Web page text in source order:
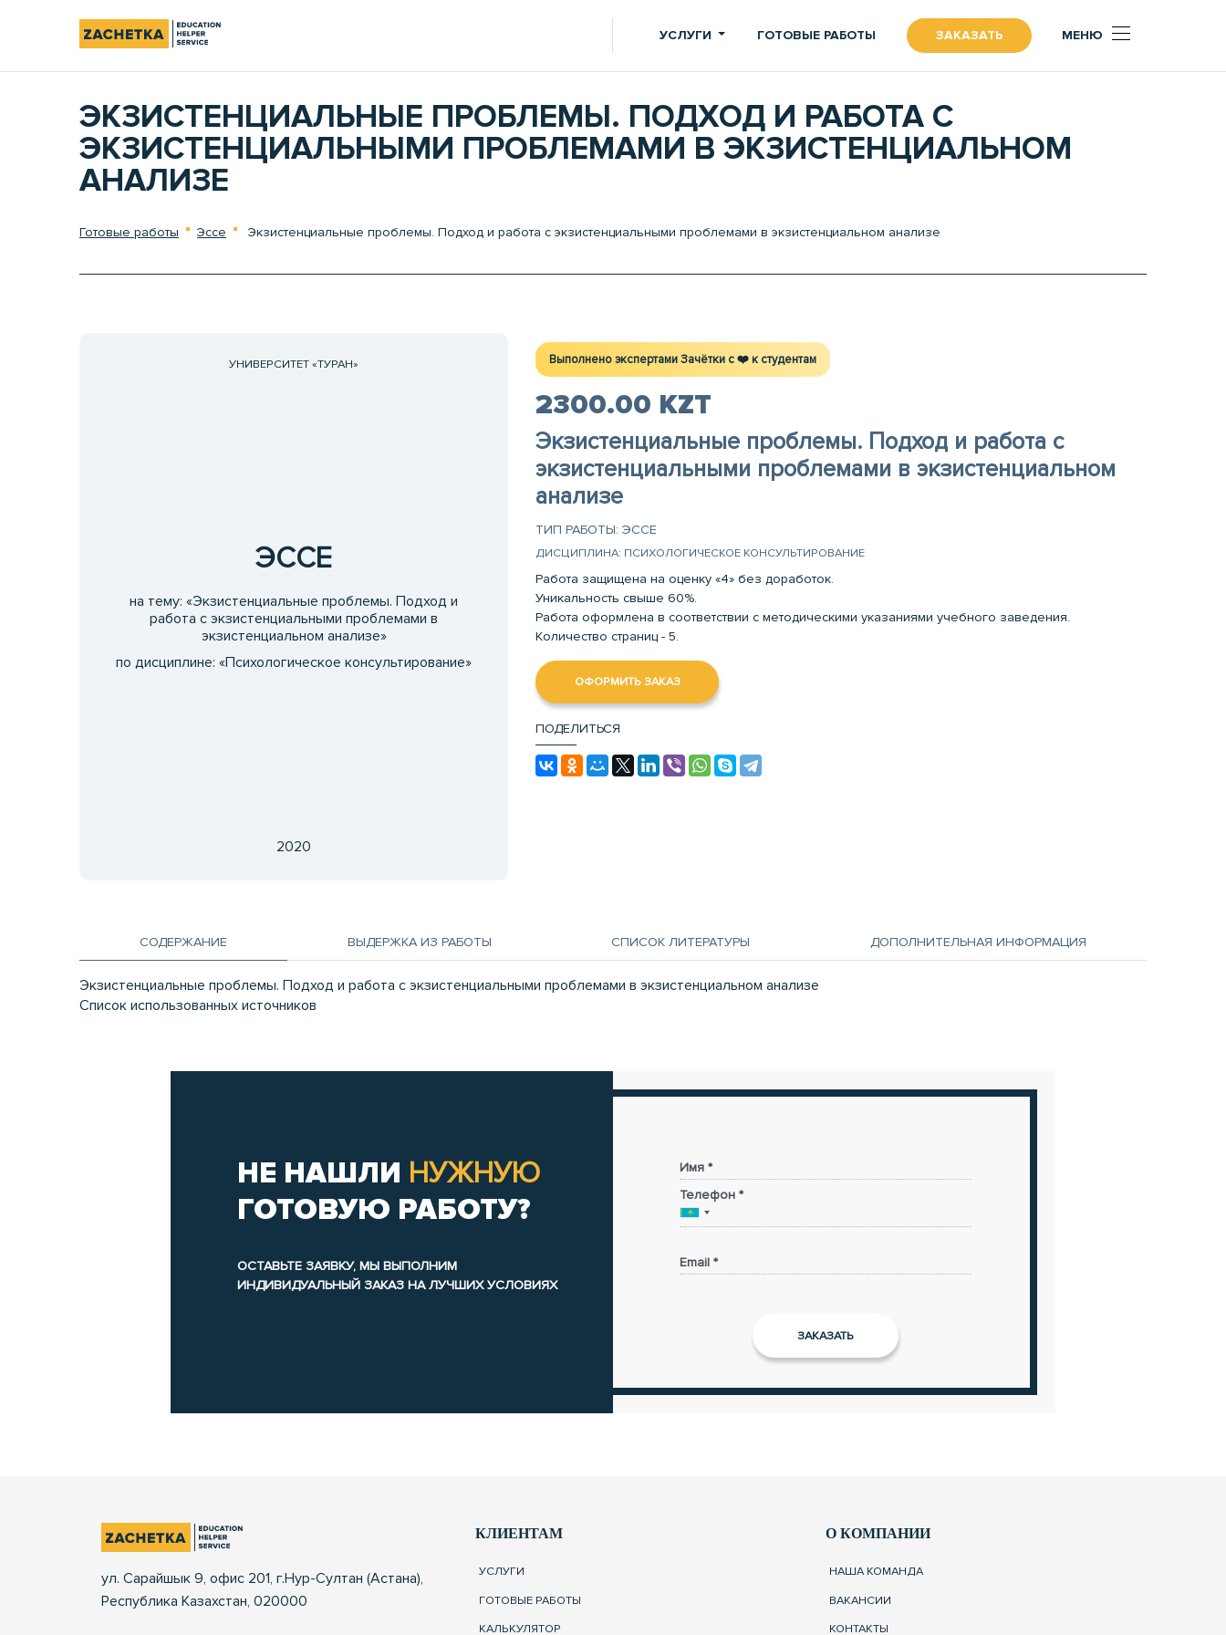
УСЛУГИ ГОТОВЫЕ РАБОТЫ ЗАКАЗАТЬ МЕНЮ
ЭКЗИСТЕНЦИАЛЬНЫЕ ПРОБЛЕМЫ. ПОДХОД И РАБОТА С
ЭКЗИСТЕНЦИАЛЬНЫМИ ПРОБЛЕМАМИ В ЭКЗИСТЕНЦИАЛЬНОМ
АНАЛИЗЕ
Готовые работы Эссе Экзистенциальные проблемы. Подход и работа с экзистенциальными проблемами в экзистенциальном анализе
УНИВЕРСИТЕТ «ТУРАН»
ЭССЕ
на тему: «Экзистенциальные проблемы. Подход и
работа с экзистенциальными проблемами в
экзистенциальном анализе»
по дисциплине: «Психологическое консультирование»
2020
Выполнено экспертами Зачётки c ❤️ к студентам
2300.00 KZT
Экзистенциальные проблемы. Подход и работа с
экзистенциальными проблемами в экзистенциальном
анализе
ТИП РАБОТЫ: ЭССЕ
ДИСЦИПЛИНА: ПСИХОЛОГИЧЕСКОЕ КОНСУЛЬТИРОВАНИЕ
Работа защищена на оценку «4» без доработок.
Уникальность свыше 60%.
Работа оформлена в соответствии с методическими указаниями учебного заведения.
Количество страниц - 5.
ОФОРМИТЬ ЗАКАЗ
ПОДЕЛИТЬСЯ
СОДЕРЖАНИЕ ВЫДЕРЖКА ИЗ РАБОТЫ СПИСОК ЛИТЕРАТУРЫ ДОПОЛНИТЕЛЬНАЯ ИНФОРМАЦИЯ
Экзистенциальные проблемы. Подход и работа с экзистенциальными проблемами в экзистенциальном анализе
Список использованных источников
НЕ НАШЛИ НУЖНУЮ
ГОТОВУЮ РАБОТУ?
ОСТАВЬТЕ ЗАЯВКУ, МЫ ВЫПОЛНИМ
ИНДИВИДУАЛЬНЫЙ ЗАКАЗ НА ЛУЧШИХ УСЛОВИЯХ
Имя *
Телефон *
Email *
ул. Сарайшык 9, офис 201, г.Нур-Султан (Астана),
Республика Казахстан, 020000
КЛИЕНТАМ
УСЛУГИ
ГОТОВЫЕ РАБОТЫ
КАЛЬКУЛЯТОР
О КОМПАНИИ
НАША КОМАНДА
ВАКАНСИИ
КОНТАКТЫ